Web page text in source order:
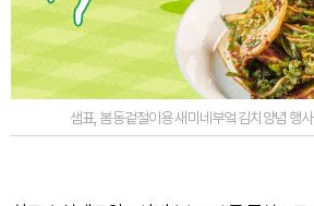
샘표, 봄동겉절이용 새미네부엌 김치양념 행